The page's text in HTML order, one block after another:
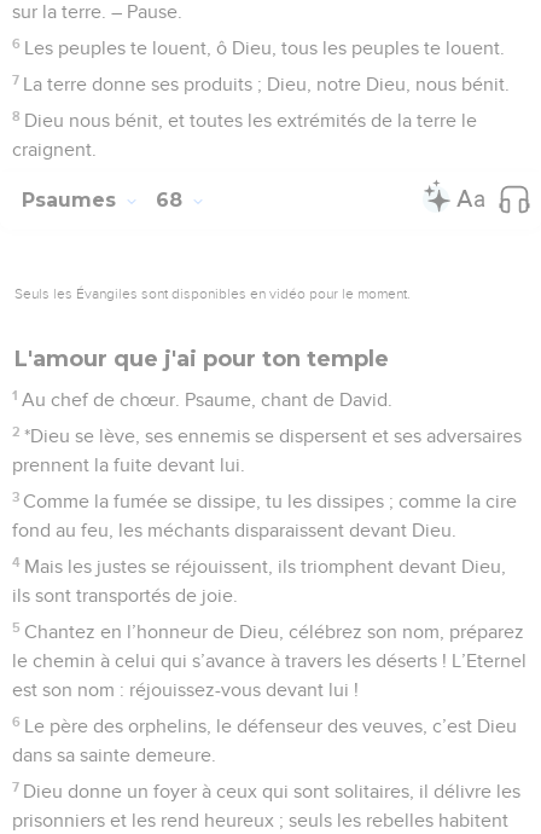
sur la terre. – Pause.
6 Les peuples te louent, ô Dieu, tous les peuples te louent.
7 La terre donne ses produits ; Dieu, notre Dieu, nous bénit.
8 Dieu nous bénit, et toutes les extrémités de la terre le
craignent.
Psaumes 68
Seuls les Évangiles sont disponibles en vidéo pour le moment.
L'amour que j'ai pour ton temple
1 Au chef de chœur. Psaume, chant de David.
2 *Dieu se lève, ses ennemis se dispersent et ses adversaires
prennent la fuite devant lui.
3 Comme la fumée se dissipe, tu les dissipes ; comme la cire
fond au feu, les méchants disparaissent devant Dieu.
4 Mais les justes se réjouissent, ils triomphent devant Dieu,
ils sont transportés de joie.
5 Chantez en l’honneur de Dieu, célébrez son nom, préparez
le chemin à celui qui s’avance à travers les déserts ! L’Eternel
est son nom : réjouissez-vous devant lui !
6 Le père des orphelins, le défenseur des veuves, c’est Dieu
dans sa sainte demeure.
7 Dieu donne un foyer à ceux qui sont solitaires, il délivre les
prisonniers et les rend heureux ; seuls les rebelles habitent